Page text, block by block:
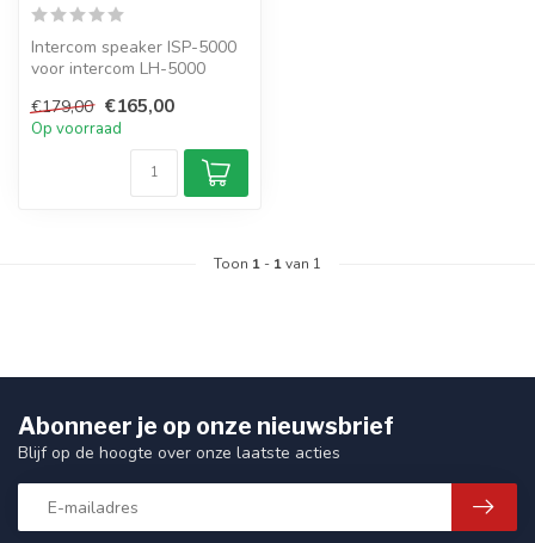
Intercom speaker ISP-5000
voor intercom LH-5000
€179,00 €165,00
Op voorraad
Toon 1 - 1van 1
Abonneer je op onze nieuwsbrief
Blijf op de hoogte over onze laatste acties